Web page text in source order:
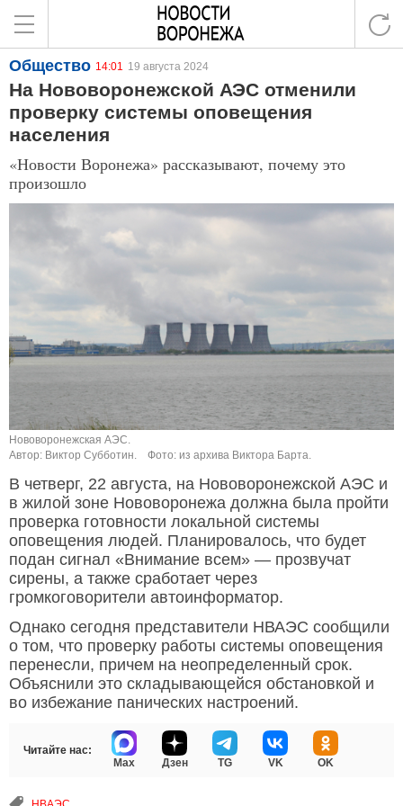
Общество 14:01 19 августа 2024
На Нововоронежской АЭС отменили
проверку системы оповещения
населения
«Новости Воронежа» рассказывают, почему это
произошло
Нововоронежская АЭС.
Автор: Виктор Субботин.
Фото: из архива Виктора Барта.
В четверг, 22 августа, на Нововоронежской АЭС и
в жилой зоне Нововоронежа должна была пройти
проверка готовности локальной системы
оповещения людей. Планировалось, что будет
подан сигнал «Внимание всем» — прозвучат
сирены, а также сработает через
громкоговорители автоинформатор.
Однако сегодня представители НВАЭС сообщили
о том, что проверку работы системы оповещения
перенесли, причем на неопределенный срок.
Объяснили это складывающейся обстановкой и
во избежание панических настроений.
Читайте нас:
Max
Дзен TG VK OK